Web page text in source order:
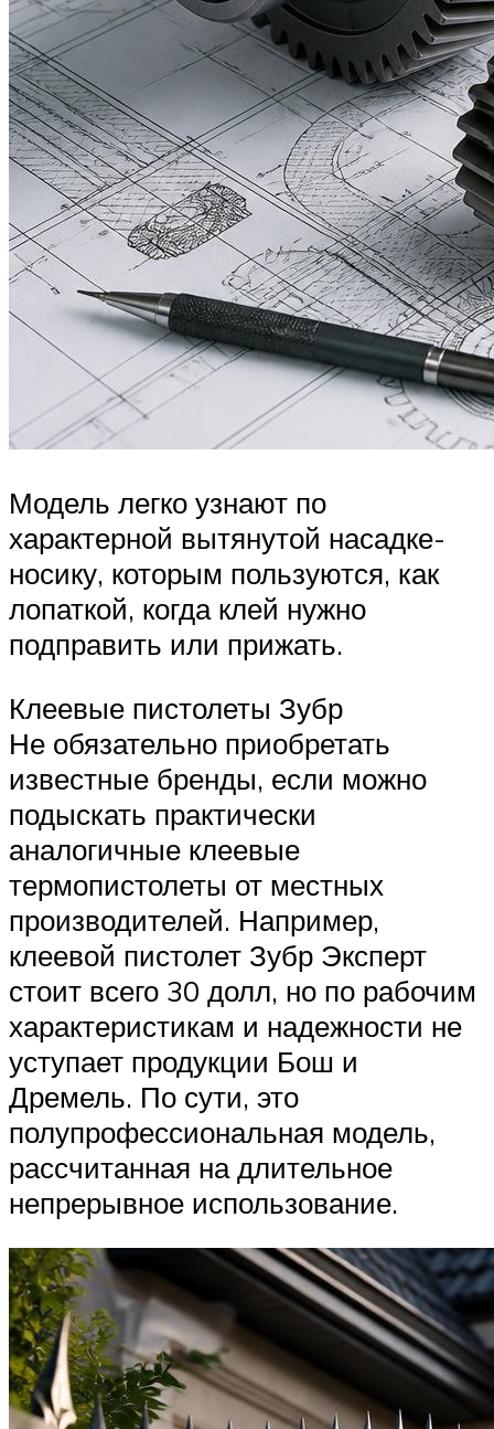
Модель легко узнают по
характерной вытянутой насадке-
носику, которым пользуются, как
лопаткой, когда клей нужно
подправить или прижать.
Клеевые пистолеты Зубр
Не обязательно приобретать
известные бренды, если можно
подыскать практически
аналогичные клеевые
термопистолеты от местных
производителей. Например,
клеевой пистолет Зубр Эксперт
стоит всего 30 долл, но по рабочим
характеристикам и надежности не
уступает продукции Бош и
Дремель. По сути, это
полупрофессиональная модель,
рассчитанная на длительное
непрерывное использование.